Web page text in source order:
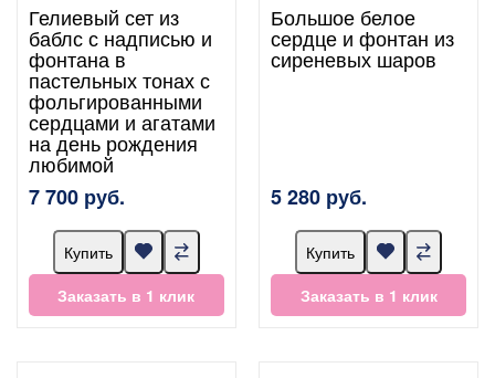
Гелиевый сет из
баблс с надписью и
фонтана в
пастельных тонах с
фольгированными
сердцами и агатами
на день рождения
любимой
7 700 руб.
Купить
Заказать в 1 клик
Большое белое
сердце и фонтан из
сиреневых шаров
5 280 руб.
Купить
Заказать в 1 клик